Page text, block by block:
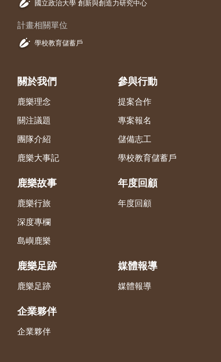
國立政治大學 創新與創造力研究中心
計畫相關單位
學校教育儲蓄戶
關於我們
鹿樂理念
關注議題
團隊介紹
鹿樂大事記
參與行動
提案合作
專案報名
儲備志工
學校教育儲蓄戶
鹿樂故事
鹿樂行旅
深度專欄
島嶼鹿樂
年度回顧
年度回顧
鹿樂足跡
鹿樂足跡
媒體報導
媒體報導
企業夥伴
企業夥伴